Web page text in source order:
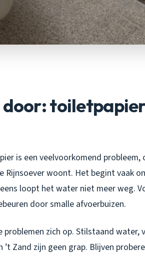
door:
is een veelvoorkomend probleem,
woont. Het begint vaak
loopt het water niet meer weg.
door smalle afvoerbuizen.
zich op. Stilstaand water,
Zand zijn geen grap. Blijven